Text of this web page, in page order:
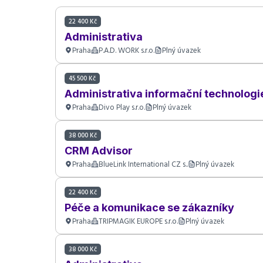
22 400 Kč
Administrativa
Praha P.A.D. WORK s.r.o. Plný úvazek
45 500 Kč
Administrativa informační
Praha Divo Play s.r.o. Plný úvazek
38 000 Kč
CRM Advisor
Praha BlueLink International CZ s.. Plný úvazek
22 400 Kč
Péče a komunikace se zákazníky
Praha TRIPMAGIK EUROPE s.r.o. Plný úvazek
38 000 Kč